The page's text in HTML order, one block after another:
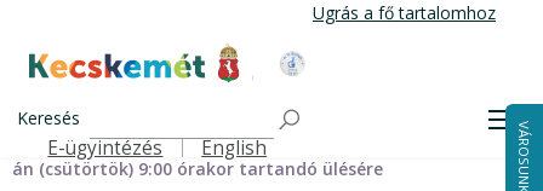
tartalomra
Ugrás a fő tartalomhoz
Kecskemét Város Honlapja
Keresés
Felső navigáció
E-ügyintézés English VÁROSUNK
M E G H Í V Ó Kecskemét Megyei Jogú Város Bolgár
Települési Nemzetiségi Önkormányzata 2017. január 26-
án (csütörtök) 9:00 órakor tartandó ülésére